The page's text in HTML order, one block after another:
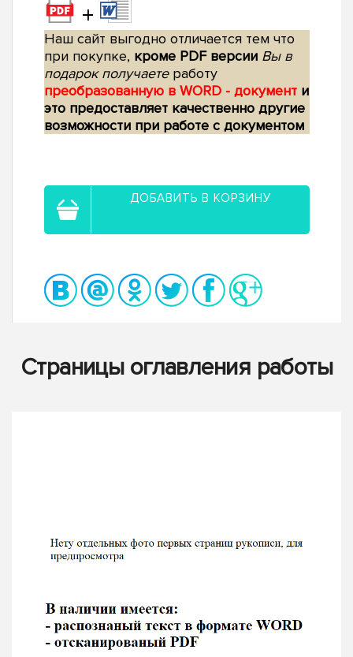
+
Наш сайт выгодно отличается тем что
при покупке, кроме PDF версии Вы в
подарок получаетеработу
преобразованную в WORD - документ и
это предоставляет качественно другие
возможности при работе с документом
ДОБАВИТЬ В КОРЗИНУ
Страницы оглавления работы